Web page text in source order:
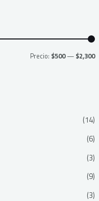
oo
Precio: $500— $2,300
(14)
(6)
(3)
(9)
(3)